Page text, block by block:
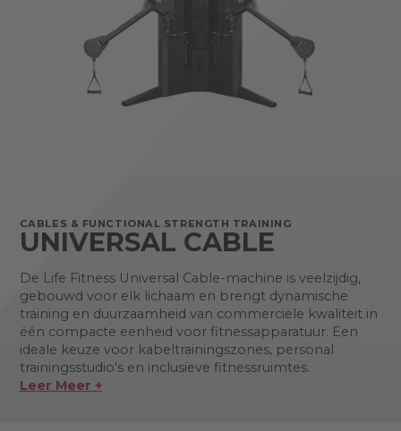
CABLES & FUNCTIONAL STRENGTH TRAINING
UNIVERSAL CABLE
De Life Fitness Universal Cable-machine is veelzijdig,
gebouwd voor elk lichaam en brengt dynamische
training en duurzaamheid van commerciële kwaliteit in
één compacte eenheid voor fitnessapparatuur. Een
ideale keuze voor kabeltrainingszones, personal
trainingsstudio's en inclusieve fitnessruimtes.
Leer Meer +